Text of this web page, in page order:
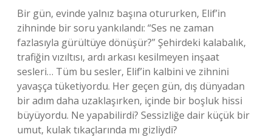
Bir gün, evinde yalnız başına otururken, Elif’in
zihninde bir soru yankılandı: “Ses ne zaman
fazlasıyla gürültüye dönüşür?” Şehirdeki kalabalık,
trafiğin vızıltısı, ardı arkası kesilmeyen inşaat
sesleri… Tüm bu sesler, Elif’in kalbini ve zihnini
yavaşça tüketiyordu. Her geçen gün, dış dünyadan
bir adım daha uzaklaşırken, içinde bir boşluk hissi
büyüyordu. Ne yapabilirdi? Sessizliğe dair küçük bir
umut, kulak tıkaçlarında mı gizliydi?